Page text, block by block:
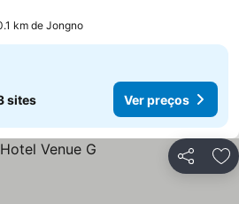
km de Jongno
sites Ver preços
Partilhar